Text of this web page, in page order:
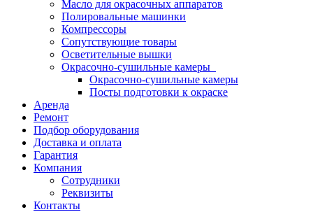
Масло для окрасочных аппаратов
Полировальные машинки
Компрессоры
Сопутствующие товары
Осветительные вышки
Окрасочно-сушильные камеры
Окрасочно-сушильные камеры
Посты подготовки к окраске
Аренда
Ремонт
Подбор оборудования
Доставка и оплата
Гарантия
Компания
Сотрудники
Реквизиты
Контакты